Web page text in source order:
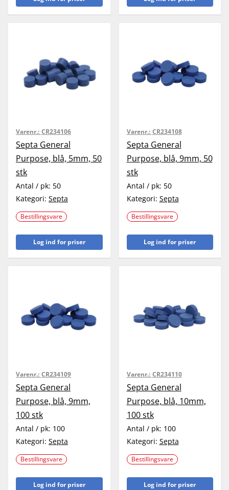
Varenr.: CR234106
Septa General
Purpose, blå, 5mm, 50
stk
Antal / pk: 50
Kategori: Septa
Bestillingsvare
Log ind for priser
Varenr.: CR234108
Septa General
Purpose, blå, 9mm, 50
stk
Antal / pk: 50
Kategori: Septa
Bestillingsvare
Log ind for priser
Varenr.: CR234109
Septa General
Purpose, blå, 9mm,
100 stk
Antal / pk: 100
Kategori: Septa
Bestillingsvare
Log ind for priser
Varenr.: CR234110
Septa General
Purpose, blå, 10mm,
100 stk
Antal / pk: 100
Kategori: Septa
Bestillingsvare
Log ind for priser